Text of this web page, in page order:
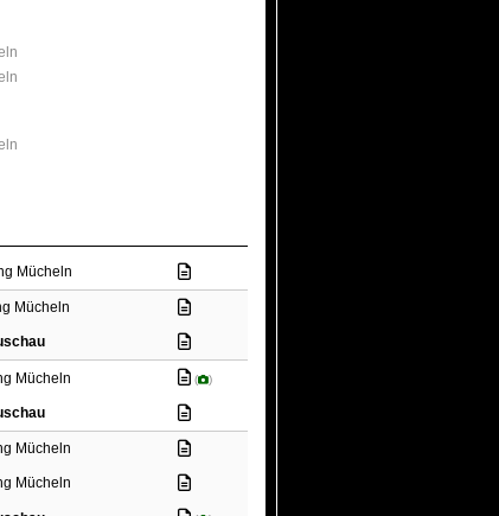
Mücheln
Mücheln
Mücheln ( )
Mücheln
Mücheln